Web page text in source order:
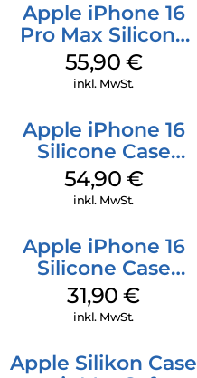
Apple iPhone 16
Pro Max Silicone
Case MagSafe
Stone Gray
55,90 €
inkl. MwSt.
Apple iPhone 16
Silicone Case
MagSafe Black
54,90 €
inkl. MwSt.
Apple iPhone 16
Silicone Case
MagSafe Fuchsia
31,90€
inkl. MwSt.
Apple Silikon Case